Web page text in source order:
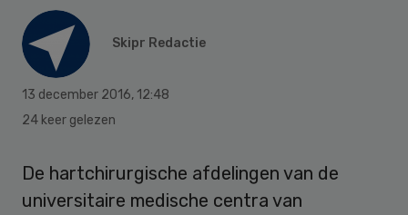
Skipr Redactie
13 december 2016, 12:48
24 keer gelezen
De hartchirurgische afdelingen van de
universitaire medische centra van